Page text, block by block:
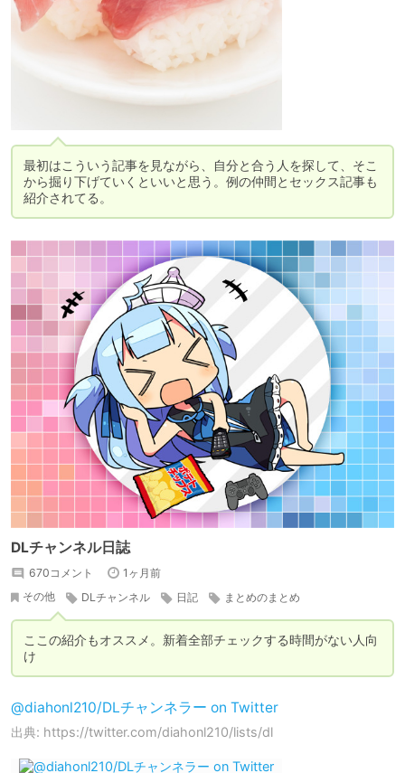
最初はこういう記事を見ながら、自分と合う人を探して、そこ
から掘り下げていくといいと思う。例の仲間とセックス記事も
紹介されてる。
DLチャンネル日誌
670コメント
1ヶ月前
その他
DLチャンネル 日記 まとめのまとめ
ピックアップ
ここの紹介もオススメ。新着全部チェックする時間がない人向
け
@diahonl210/DLチャンネラー on Twitter
出典: https://twitter.com/diahonl210/lists/dl